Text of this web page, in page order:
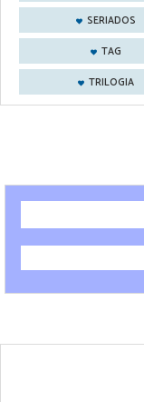
SERIADOS
TAG
TRILOGIA